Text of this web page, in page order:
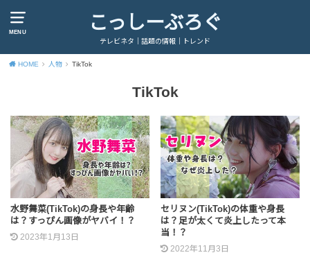
MENU こっしーぶろぐ
テレビネタ｜話題の情報｜トレンド
HOME 人物 TikTok
TikTok
水野舞菜(TikTok)の身長や年齢
は？すっぴん画像がヤバイ！？
2023年1月13日
セリヌン(TikTok)の体重や身長
は？足が太くて炎上したって本
当！？
2022年11月3日